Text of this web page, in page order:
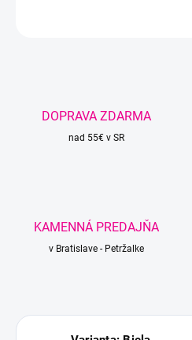
DOPRAVA ZDARMA
nad 55€ v SR
KAMENNÁ PREDAJŇA
v Bratislave - Petržalke